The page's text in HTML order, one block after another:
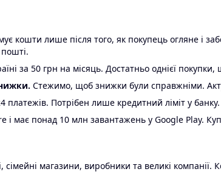
кошти лише після того, як покупець огляне і
за 50 грн на місяць. Достатньо однієї покупки,
Стежимо, щоб знижки були справжніми.
платежів. Потрібен лише кредитний ліміт у банку.
і має понад 10 млн завантажень у Google Play.
магазини, виробники та великі компанії.